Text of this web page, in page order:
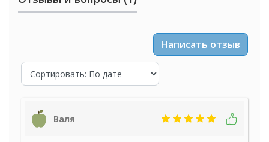
Написать отзыв
Валя